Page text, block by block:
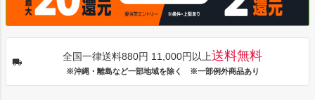
全国一律送料880円 11,000円以上送料無料
※沖縄・離島など一部地域を除く ※一部例外商品あり